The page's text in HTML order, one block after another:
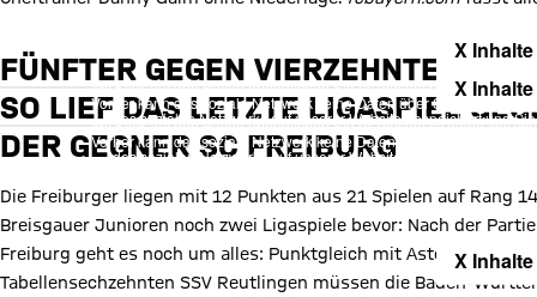
FÜNFTER GEGEN VIERZEHNTER
X
Mit Klick auf den Button ermöglichen Sie es diesem sozialen
Vorher kann das soziale Netzwerk keine Daten über Sie erheben,
des sozialen Netzwerks auf unserer Website gespeichert und
Details:
SO LIEF DAS LETZTE LIGASPIEL
X
Mit Klick auf den Button ermöglichen Sie es diesem sozialen
Vorher kann das soziale Netzwerk keine Daten über Sie erheben,
des sozialen Netzwerks auf unserer Website gespeichert und
DER GEGNER SC FREIBURG
Die Freiburger liegen mit 12 Punkten aus 21 Spielen auf Rang
Breisgauer Junioren noch zwei Ligaspiele bevor: Nach der
Freiburg geht es noch um alles: Punktgleich mit Astoria
Tabellensechzehnten SSV Reutlingen müssen die Baden-
X